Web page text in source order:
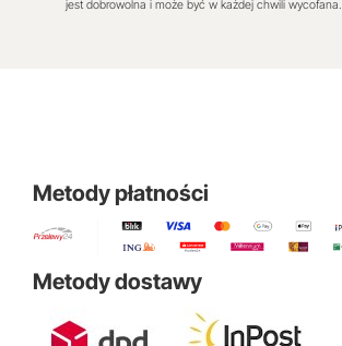
jest dobrowolna i może być w każdej chwili wycofana.
Metody płatności
Metody dostawy